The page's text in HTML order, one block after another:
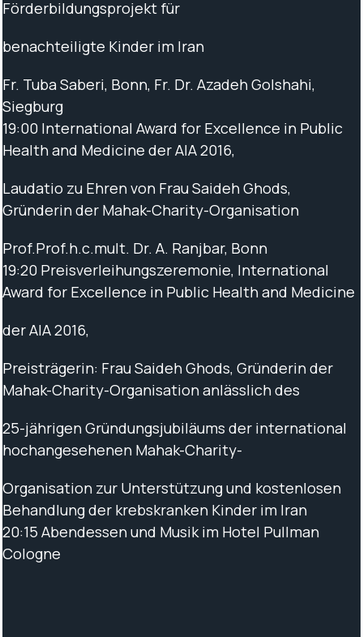
Förderbildungsprojekt für
benachteiligte Kinder im Iran
Fr. Tuba Saberi, Bonn, Fr. Dr. Azadeh Golshahi,
Siegburg
19:00 International Award for Excellence in Public
Health and Medicine der AIA 2016,
Laudatio zu Ehren von Frau Saideh Ghods,
Gründerin der Mahak-Charity-Organisation
Prof.Prof.h.c.mult. Dr. A. Ranjbar, Bonn
19:20 Preisverleihungszeremonie, International
Award for Excellence in Public Health and Medicine
der AIA 2016,
Preisträgerin: Frau Saideh Ghods, Gründerin der
Mahak-Charity-Organisation anlässlich des
25-jährigen Gründungsjubiläums der international
hochangesehenen Mahak-Charity-
Organisation zur Unterstützung und kostenlosen
Behandlung der krebskranken Kinder im Iran
20:15 Abendessen und Musik im Hotel Pullman
Cologne